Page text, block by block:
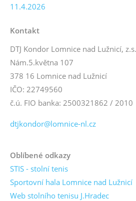
11.4.2026
Kontakt
DTJ Kondor Lomnice nad Lužnicí, z.s.
Nám.5.května 107
378 16 Lomnice nad Lužnicí
IČO: 22749560
č.ú. FIO banka: 2500321862 / 2010
dtjkondor@lomnice-nl.cz
Oblíbené odkazy
STIS - stolní tenis
Sportovní hala Lomnice nad Lužnicí
Web stolního tenisu J.Hradec